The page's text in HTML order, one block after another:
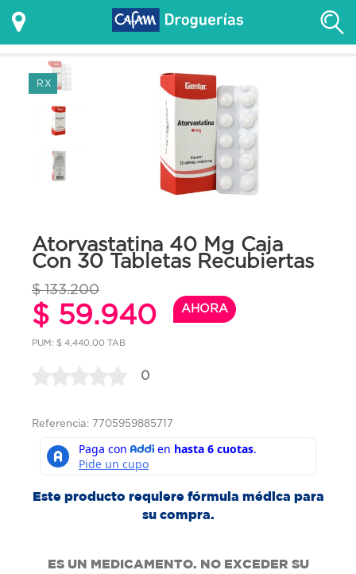
RX
Atorvastatina 40 Mg Caja
Con 30 Tabletas Recubiertas
$ 133.200
$ 59.940 AHORA
PUM: $ 4,440.00 TAB
0
Referencia: 7705959885717
Este producto requiere fórmula médica para
su compra.
ES UN MEDICAMENTO. NO EXCEDER SU